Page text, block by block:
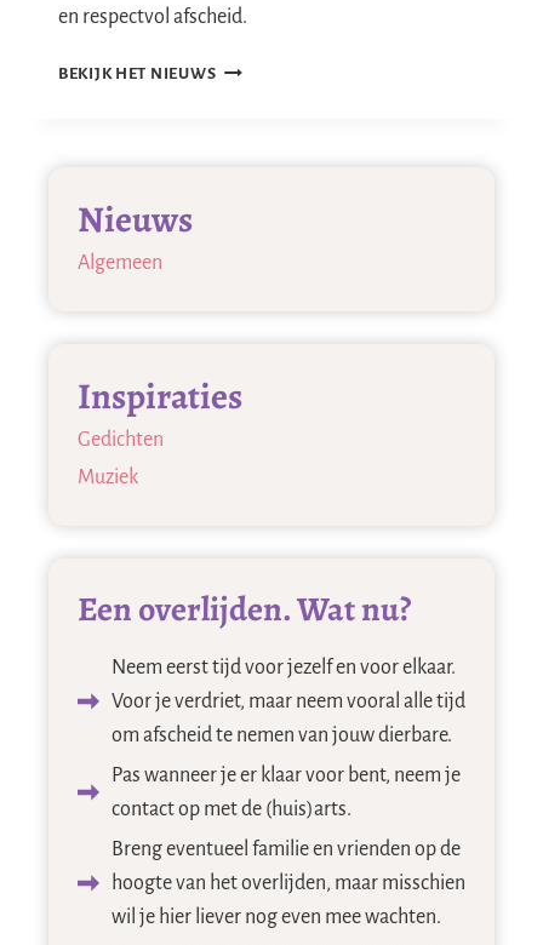
en respectvol afscheid.
BEKIJK HET NIEUWSEEN
Nieuws
Algemeen
Inspiraties
Gedichten
Muziek
Een overlijden. Wat nu?
Neem eerst tijd voor jezelf en voor elkaar.
Voor je verdriet, maar neem vooral alle tijd
om afscheid te nemen van jouw dierbare.
Pas wanneer je er klaar voor bent, neem je
contact op met de (huis)arts.
Breng eventueel familie en vrienden op de
hoogte van het overlijden, maar misschien
wil je hier liever nog even mee wachten.